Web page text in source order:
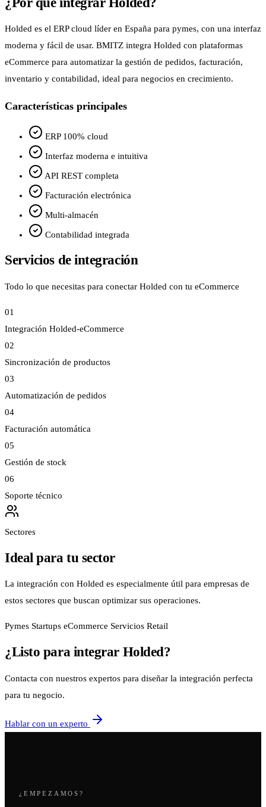
Holded es el ERP cloud líder en España para pymes, con una interfaz
moderna y fácil de usar. BMITZ integra Holded con plataformas
eCommerce para automatizar la gestión de pedidos, facturación,
inventario y contabilidad, ideal para negocios en crecimiento.
Características principales
ERP 100% cloud
Interfaz moderna e intuitiva
API REST completa
Facturación electrónica
Multi-almacén
Contabilidad integrada
Servicios de integración
Todo lo que necesitas para conectar Holded con tu eCommerce
01
Integración Holded-eCommerce
02
Sincronización de productos
03
Automatización de pedidos
04
Facturación automática
05
Gestión de stock
06
Soporte técnico
Sectores
Ideal para tu sector
La integración con Holded es especialmente útil para empresas de
estos sectores que buscan optimizar sus operaciones.
Pymes Startups eCommerce Servicios Retail
¿Listo para integrar Holded?
Contacta con nuestros expertos para diseñar la integración perfecta
para tu negocio.
Hablar con un experto
¿EMPEZAMOS?